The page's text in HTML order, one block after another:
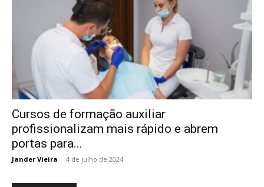
Cursos de formação auxiliar
profissionalizam mais rápido e abrem
portas para...
Jander Vieira - 4 de julho de 2024